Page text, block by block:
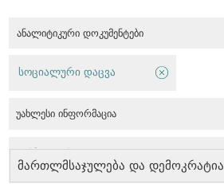
ანალიტიკური დოკუმენტები
მართლმსაჯულება და დემოკრატია
სოციალური დაცვა
უახლესი ინფორმაცია